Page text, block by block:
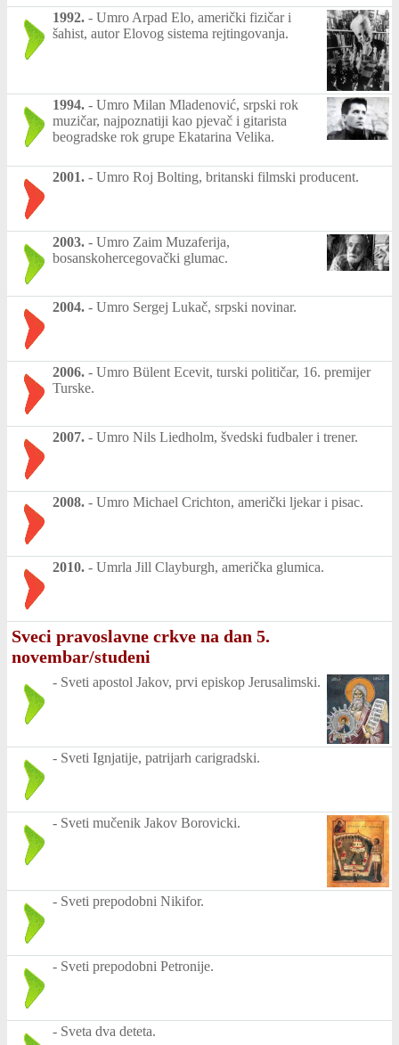
1992. - Umro Arpad Elo, američki fizičar i
šahist, autor Elovog sistema rejtingovanja.
1994. - Umro Milan Mladenović, srpski rok
muzičar, najpoznatiji kao pjevač i gitarista
beogradske rok grupe Ekatarina Velika.
2001. - Umro Roj Bolting, britanski filmski producent.
2003. - Umro Zaim Muzaferija,
bosanskohercegovački glumac.
2004. - Umro Sergej Lukač, srpski novinar.
2006. - Umro Bülent Ecevit, turski političar, 16. premijer
Turske.
2007. - Umro Nils Liedholm, švedski fudbaler i trener.
2008. - Umro Michael Crichton, američki ljekar i pisac.
2010. - Umrla Jill Clayburgh, američka glumica.
Sveci pravoslavne crkve na dan 5.
novembar/studeni
- Sveti apostol Jakov, prvi episkop Jerusalimski.
- Sveti Ignjatije, patrijarh carigradski.
- Sveti mučenik Jakov Borovicki.
- Sveti prepodobni Nikifor.
- Sveti prepodobni Petronije.
- Sveta dva deteta.